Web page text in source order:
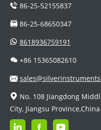
86-25-52155837
86-25-68650347
8618936759191
+86 15365082610
No. 108 Jiangdong
City, Jiangsu Province,China